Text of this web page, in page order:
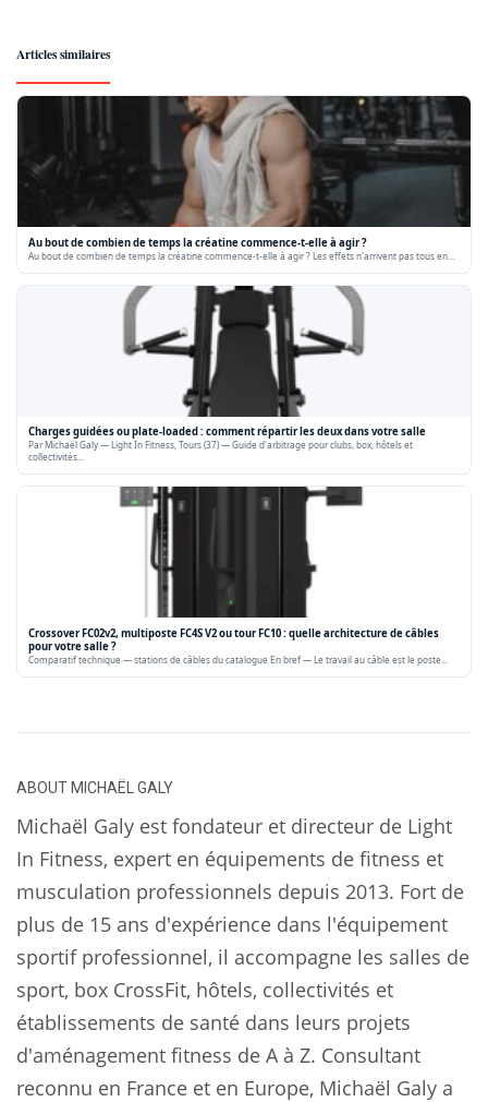
Articles similaires
Au bout de combien de temps la créatine commence-t-elle à agir ?
Au bout de combien de temps la créatine commence-t-elle à agir ? Les effets n'arrivent pas tous en…
Charges guidées ou plate-loaded : comment répartir les deux dans votre salle
Par Michaël Galy — Light In Fitness, Tours (37) — Guide d'arbitrage pour clubs, box, hôtels et
collectivités…
Crossover FC02v2, multiposte FC4S V2 ou tour FC10 : quelle architecture de câbles
pour votre salle ?
Comparatif technique — stations de câbles du catalogue En bref — Le travail au câble est le poste…
ABOUT MICHAËL GALY
Michaël Galy est fondateur et directeur de Light
In Fitness, expert en équipements de fitness et
musculation professionnels depuis 2013. Fort de
plus de 15 ans d'expérience dans l'équipement
sportif professionnel, il accompagne les salles de
sport, box CrossFit, hôtels, collectivités et
établissements de santé dans leurs projets
d'aménagement fitness de A à Z. Consultant
reconnu en France et en Europe, Michaël Galy a